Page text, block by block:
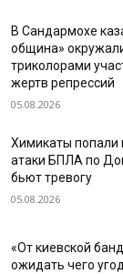
В Сандармохе
община»
триколорами
жертв репрессий
05.08.2026
Химикаты попали
атаки БПЛА по
бьют тревогу
05.08.2026
«От киевской
ожидать чего